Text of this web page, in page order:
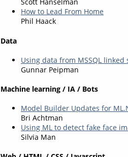
Scott Hanselman
How to Lead From Home
Phil Haack
Data
Using data from MSSQL linked
Gunnar Peipman
Machine learning / IA / Bots
Model Builder Updates for
Bri Achtman
Using ML to detect fake face
Silvia Man